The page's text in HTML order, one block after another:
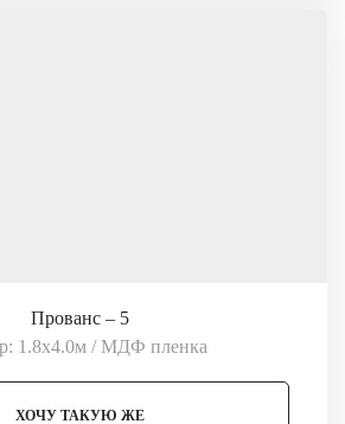
Прованс – 5
1.8х4.0м / МДФ пленка
ХОЧУ ТАКУЮ ЖЕ